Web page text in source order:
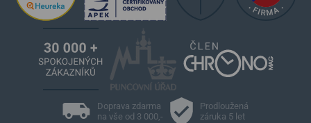
Doprava zdarma
na vše od 3 000,-
Prodloužená
záruka 5 let